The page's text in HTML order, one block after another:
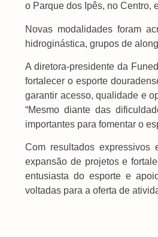
o Parque dos Ipês, no Centro,
Novas modalidades foram
hidroginástica, grupos de
A diretora-presidente da
fortalecer o esporte
garantir acesso, qualidade e
“Mesmo diante das
importantes para fomentar o
Com resultados expressivos
expansão de projetos e
entusiasta do esporte e
voltadas para a oferta de